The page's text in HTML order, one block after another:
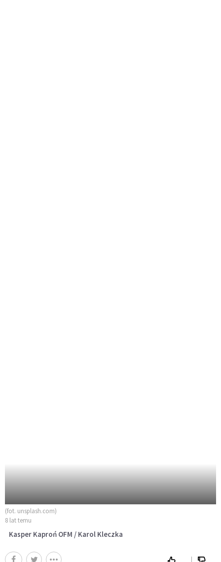
(fot. unsplash.com)
8 lat temu
Kasper Kaproń OFM / Karol Kleczka